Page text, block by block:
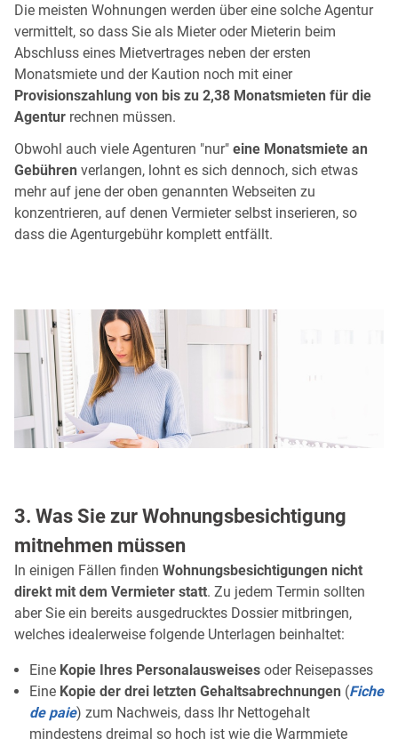
Die meisten Wohnungen werden über eine solche Agentur
vermittelt, so dass Sie als Mieter oder Mieterin beim
Abschluss eines Mietvertrages neben der ersten
Monatsmiete und der Kaution noch mit einer
Provisionszahlung von bis zu 2,38 Monatsmieten für die
Agentur rechnen müssen.
Obwohl auch viele Agenturen "nur" eine Monatsmiete an
Gebühren verlangen, lohnt es sich dennoch, sich etwas
mehr auf jene der oben genannten Webseiten zu
konzentrieren, auf denen Vermieter selbst inserieren, so
dass die Agenturgebühr komplett entfällt.
3. Was Sie zur Wohnungsbesichtigung
mitnehmen müssen
In einigen Fällen finden Wohnungsbesichtigungen nicht
direkt mit dem Vermieter statt. Zu jedem Termin sollten
aber Sie ein bereits ausgedrucktes Dossier mitbringen,
welches idealerweise folgende Unterlagen beinhaltet:
Eine Kopie Ihres Personalausweises oder Reisepasses
Eine Kopie der drei letzten Gehaltsabrechnungen (Fiche
de paie) zum Nachweis, dass Ihr Nettogehalt
mindestens dreimal so hoch ist wie die Warmmiete